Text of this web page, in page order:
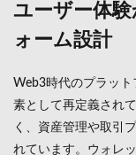
ユーザー体
ォーム設計
Web3時代のプラッ
素として再定義され
く、資産管理や取引
れています。ウォレ